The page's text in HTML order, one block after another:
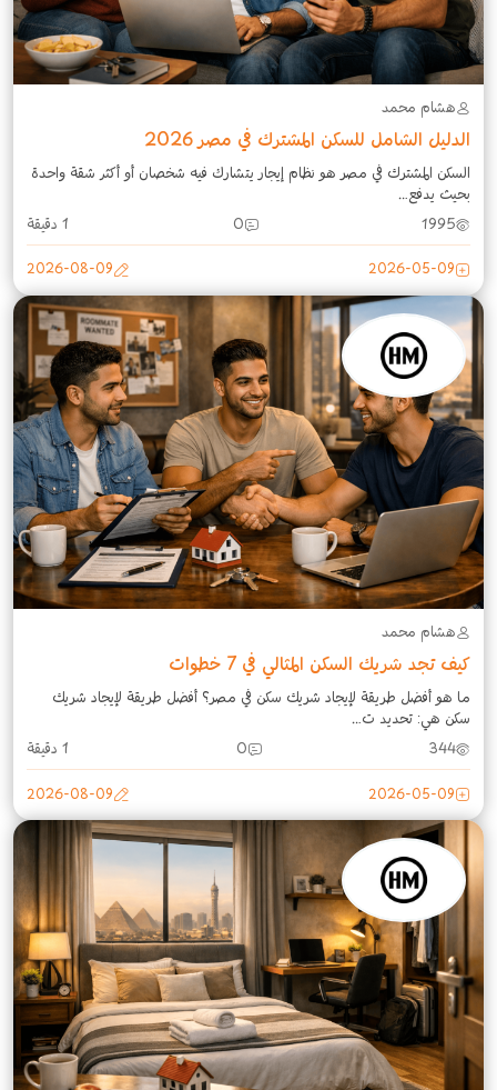
هشام محمد
الدليل الشامل للسكن المشترك في مصر 2026
السكن المشترك في مصر هو نظام إيجار يتشارك فيه شخصان أو أكثر شقة واحدة
بحيث يدفع...
1995
0 1 دقيقة
2026-05-09
2026-08-09
هشام محمد
كيف تجد شريك السكن المثالي في 7 خطوات
ما هو أفضل طريقة لإيجاد شريك سكن في مصر؟ أفضل طريقة لإيجاد شريك
سكن هي: تحديد ت...
344
0 1 دقيقة
2026-05-09
2026-08-09